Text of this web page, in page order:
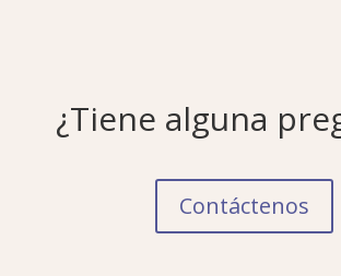
¿Tiene alguna
Contáctenos